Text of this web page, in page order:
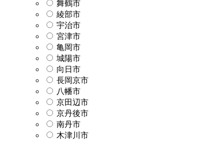
舞鶴市
綾部市
宇治市
宮津市
亀岡市
城陽市
向日市
長岡京市
八幡市
京田辺市
京丹後市
南丹市
木津川市